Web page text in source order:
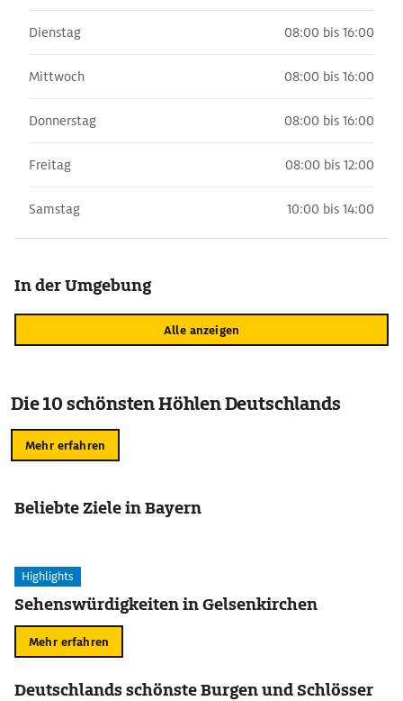
Dienstag 08:00 bis 16:00
Mittwoch 08:00 bis 16:00
Donnerstag 08:00 bis 16:00
Freitag 08:00 bis 12:00
Samstag 10:00 bis 14:00
In der Umgebung
Alle anzeigen
Die 10 schönsten Höhlen Deutschlands
Mehr erfahren
Beliebte Ziele in Bayern
Highlights
Sehenswürdigkeiten in Gelsenkirchen
Mehr erfahren
Deutschlands schönste Burgen und Schlösser